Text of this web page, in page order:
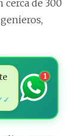
de 300
1